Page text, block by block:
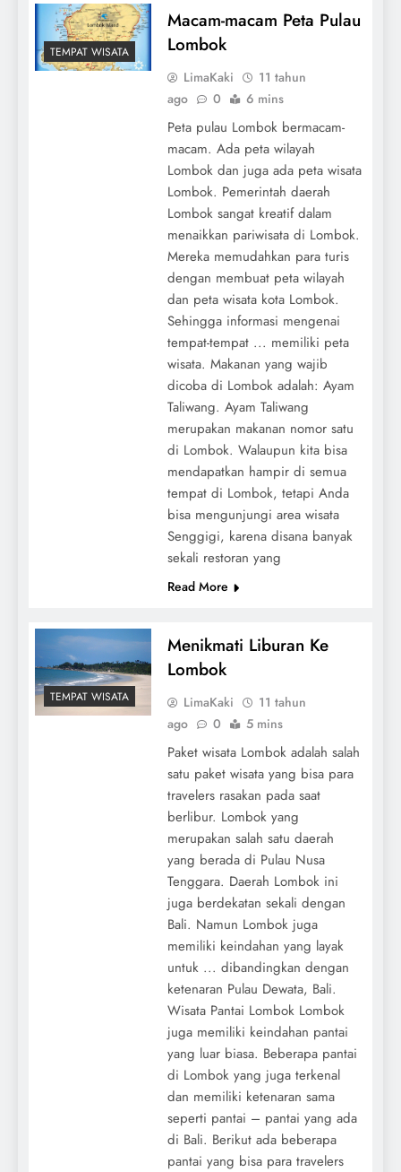
TEMPAT WISATA
Macam-macam Peta Pulau
Lombok
LimaKaki
11 tahun
ago
0 6 mins
Peta pulau Lombok bermacam-
macam. Ada peta wilayah
Lombok dan juga ada peta wisata
Lombok. Pemerintah daerah
Lombok sangat kreatif dalam
menaikkan pariwisata di Lombok.
Mereka memudahkan para turis
dengan membuat peta wilayah
dan peta wisata kota Lombok.
Sehingga informasi mengenai
tempat-tempat ... memiliki peta
wisata. Makanan yang wajib
dicoba di Lombok adalah: Ayam
Taliwang. Ayam Taliwang
merupakan makanan nomor satu
di Lombok. Walaupun kita bisa
mendapatkan hampir di semua
tempat di Lombok, tetapi Anda
bisa mengunjungi area wisata
Senggigi, karena disana banyak
sekali restoran yang
Read More
TEMPAT WISATA
Menikmati Liburan Ke
Lombok
LimaKaki
11 tahun
ago
0 5 mins
Paket wisata Lombok adalah salah
satu paket wisata yang bisa para
travelers rasakan pada saat
berlibur. Lombok yang
merupakan salah satu daerah
yang berada di Pulau Nusa
Tenggara. Daerah Lombok ini
juga berdekatan sekali dengan
Bali. Namun Lombok juga
memiliki keindahan yang layak
untuk ... dibandingkan dengan
ketenaran Pulau Dewata, Bali.
Wisata Pantai Lombok Lombok
juga memiliki keindahan pantai
yang luar biasa. Beberapa pantai
di Lombok yang juga terkenal
dan memiliki ketenaran sama
seperti pantai – pantai yang ada
di Bali. Berikut ada beberapa
pantai yang bisa para travelers